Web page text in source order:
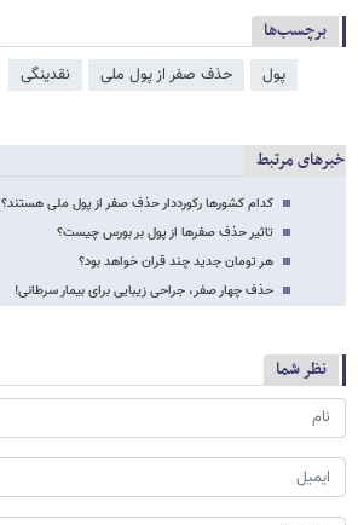
برچسب‌ها
پول حذف صفر از پول ملی نقدینگی
خبرهای مرتبط
کدام کشورها رکورددار حذف صفر از پول ملی هستند؟
تاثیر حذف صفرها از پول بر بورس چیست؟
هر تومان جدید چند قران خواهد بود؟
حذف چهار صفر، جراحی زیبایی برای بیمار سرطانی!
نظر شما